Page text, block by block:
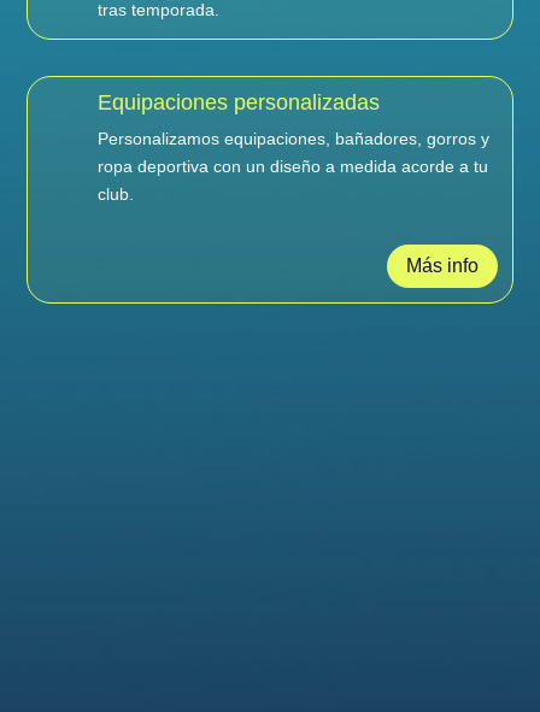
tras temporada.
Equipaciones personalizadas
Personalizamos equipaciones, bañadores, gorros y
ropa deportiva con un diseño a medida acorde a tu
club.
Más info